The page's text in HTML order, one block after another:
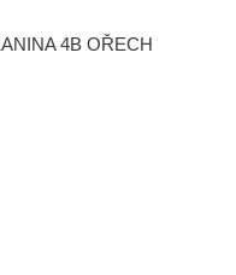
4B OŘECH